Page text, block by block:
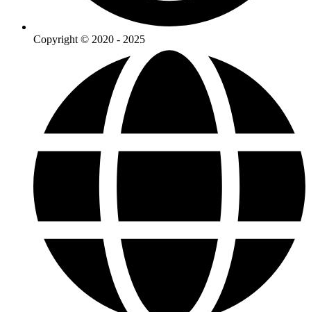
Copyright © 2020 - 2025